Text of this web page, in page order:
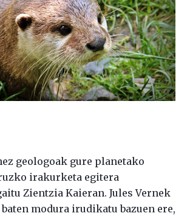
geologoak gure planetako
irakurketa egitera
Zientzia Kaieran. Jules Vernek
modura irudikatu bazuen ere,